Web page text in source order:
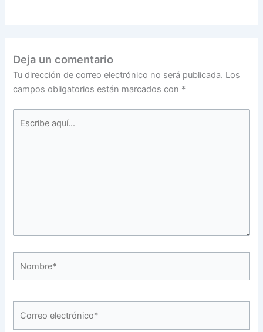
Deja un comentario
Tu dirección de correo electrónico no será publicada. Los
campos obligatorios están marcados con *
aquí...
electrónico*